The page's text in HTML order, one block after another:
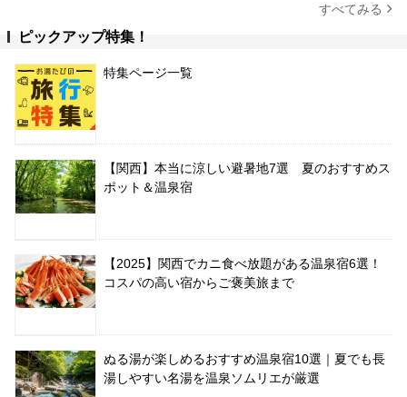
すべてみる
ピックアップ特集！
特集ページ一覧
【関西】本当に涼しい避暑地7選 夏のおすすめス
ポット＆温泉宿
【2025】関西でカニ食べ放題がある温泉宿6選！
コスパの高い宿からご褒美旅まで
ぬる湯が楽しめるおすすめ温泉宿10選｜夏でも長
湯しやすい名湯を温泉ソムリエが厳選